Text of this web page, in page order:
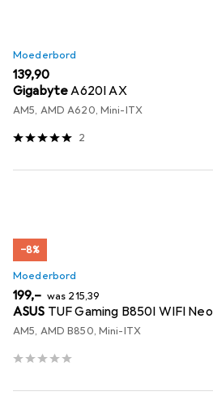
Moederbord
EUR
139,90
GigabyteA620I AX
AM5, AMD A620, Mini-ITX
2
−8%
Moederbord
EUR
199,– was EUR
215,39
ASUS TUF Gaming B850I WIFI Neo
AM5, AMD B850, Mini-ITX